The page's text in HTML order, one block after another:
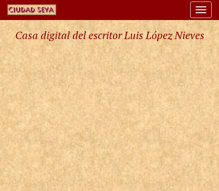
Casa digital del escritor Luis López Nieves